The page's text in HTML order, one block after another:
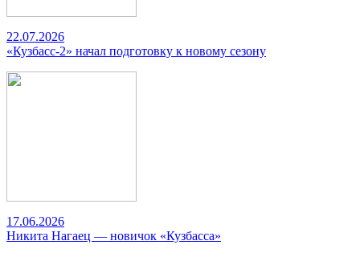
22.07.2026
«Кузбасс-2» начал подготовку к новому сезону
17.06.2026
Никита Нагаец — новичок «Кузбасса»